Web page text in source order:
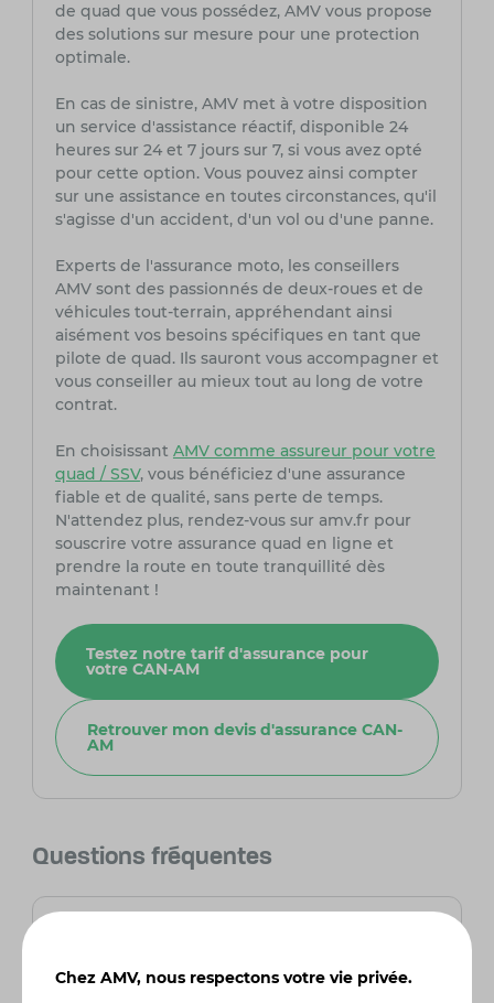
de quad que vous possédez, AMV vous propose
des solutions sur mesure pour une protection
optimale.
En cas de sinistre, AMV met à votre disposition
un service d'assistance réactif, disponible 24
heures sur 24 et 7 jours sur 7, si vous avez opté
pour cette option. Vous pouvez ainsi compter
sur une assistance en toutes circonstances, qu'il
s'agisse d'un accident, d'un vol ou d'une panne.
Experts de l'assurance moto, les conseillers
AMV sont des passionnés de deux-roues et de
véhicules tout-terrain, appréhendant ainsi
aisément vos besoins spécifiques en tant que
pilote de quad. Ils sauront vous accompagner et
vous conseiller au mieux tout au long de votre
contrat.
En choisissant AMV comme assureur pour votre
quad / SSV, vous bénéficiez d'une assurance
fiable et de qualité, sans perte de temps.
N'attendez plus, rendez-vous sur amv.fr pour
souscrire votre assurance quad en ligne et
prendre la route en toute tranquillité dès
maintenant !
Testez notre tarif d'assurance pour
votre CAN-AM
Retrouver mon devis d'assurance CAN-
AM
Questions fréquentes
marques ?
Can-Am se distingue par ses innovations
Chez AMV, nous respectons votre vie privée.